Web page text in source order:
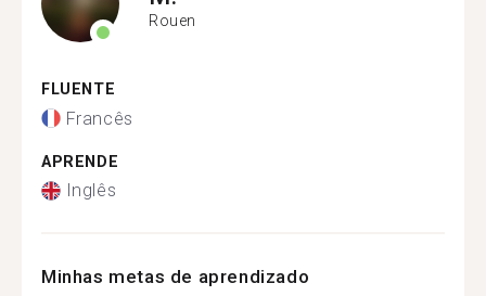
Rouen
FLUENTE
Francês
APRENDE
Inglês
Minhas metas de aprendizado